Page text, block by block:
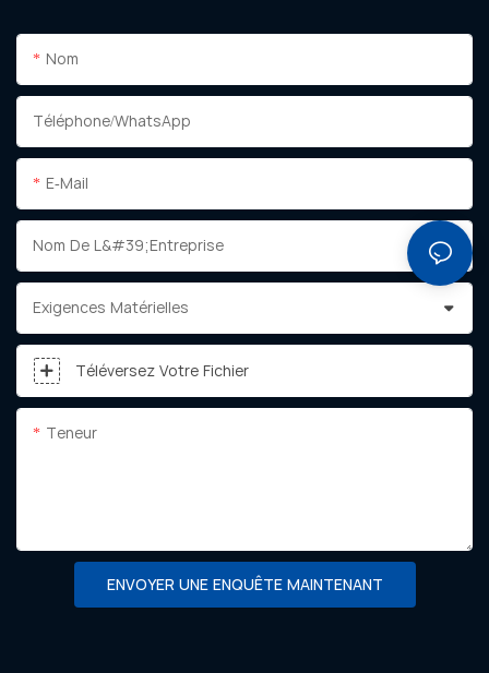
Nom
Téléphone/WhatsApp
E-Mail
Nom De L&#39;entreprise
Exigences Matérielles
Téléversez Votre Fichier
Teneur
ENVOYER UNE ENQUÊTE MAINTENANT